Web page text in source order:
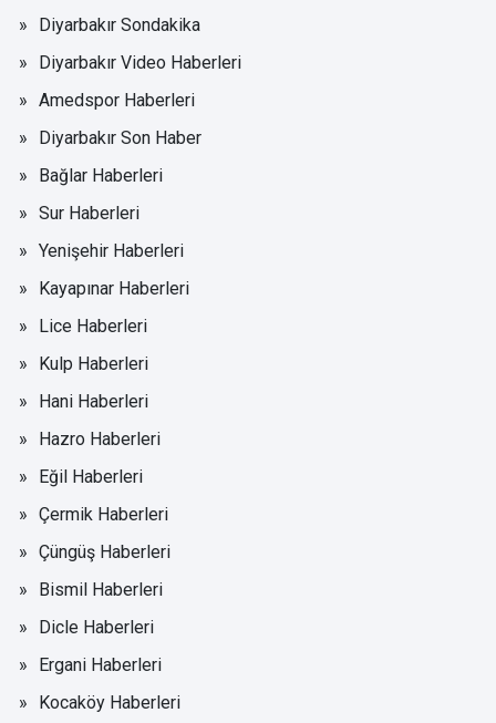
Diyarbakır Sondakika
Diyarbakır Video Haberleri
Amedspor Haberleri
Diyarbakır Son Haber
Bağlar Haberleri
Sur Haberleri
Yenişehir Haberleri
Kayapınar Haberleri
Lice Haberleri
Kulp Haberleri
Hani Haberleri
Hazro Haberleri
Eğil Haberleri
Çermik Haberleri
Çüngüş Haberleri
Bismil Haberleri
Dicle Haberleri
Ergani Haberleri
Kocaköy Haberleri